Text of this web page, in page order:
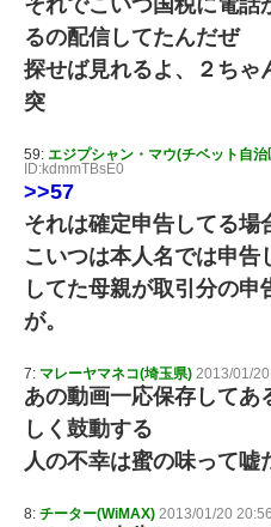
るの配信してたんだぜ
探せば見れるよ、２ちゃ
突
59: エジプシャン・マウ(チベット自治
ID:kdmmTBsE0
>>57
それは確定申告してる場
こいつは本人名では申告
してた母親が取引分の
が。
7: マレーヤマネコ(埼玉県) 2013/01/
あの動画一応保存してあ
しく鼓動する
人の不幸は蜜の味って嘘
8: チーター(WiMAX) 2013/01/20